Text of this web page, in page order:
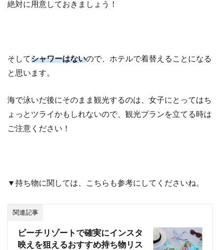
絶対に用意しておきましょう！
そしてシャワーはないので、ホテルで着替えることになる
と思います。
海で泳いだ後にそのまま観光するのは、女子にとってはち
ょっとツライかもしれないので、観光プランを立てる時は
ご注意ください！
▼持ち物に関しては、こちらも参考にしてくださいね。
関連記事
ビーチリゾートで確実にインスタ
映えを狙えるおすすめ持ち物リス